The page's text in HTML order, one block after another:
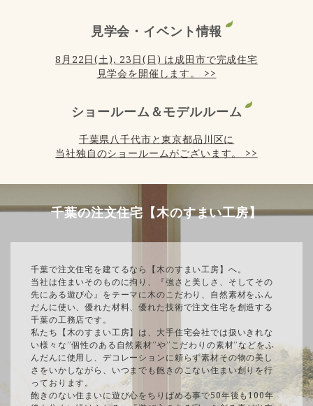
見学会・イベント情報
8月22日(土), 23日(日) は成田市で完成住宅
見学会を開催します。 >>
ショールーム＆モデルルーム
千葉県八千代市と東京都品川区に
当社独自のショールームがございます。 >>
千葉の注文住宅【木のすまい工房】
千葉で注文住宅を建てるなら【木のすまい工房】へ。
当社は住まいそのものに拘り、『強さと美しさ、そしてその
先にある遊び心』をテーマに木のこだわり、自然素材をふん
だんに使い、優れた材料、優れた技術で注文住宅を創造する
千葉の工務店です。
私たち【木のすまい工房】は、大手住宅会社では扱いきれな
い様々な”個性のある自然素材”や”こだわりの素材”などをふ
んだんに使用し、デコレーションに頼らず素材その物の美し
さをいかしながら、いつまでも飽きのこない住まい創りを行
っております。
飽きのない住まいに遊び心をちりばめる事で50年後も100年